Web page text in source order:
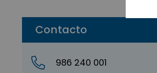
Contacto
986 240 001